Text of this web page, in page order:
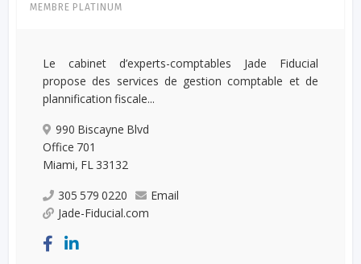
MEMBRE PLATINUM
Le cabinet d’experts-comptables Jade Fiducial
propose des services de gestion comptable et de
plannification fiscale...
990 Biscayne Blvd
Office 701
Miami, FL 33132
305 579 0220
Email
Jade-Fiducial.com